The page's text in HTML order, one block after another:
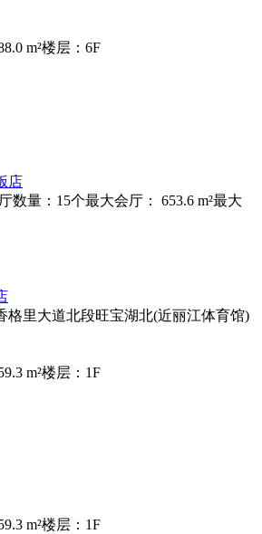
m²楼层：6F
数量：15个最大会厅： 653.6 m²最大
格里大道北段旺宝湖北(近丽江体育馆)
m²楼层：1F
m²楼层：1F